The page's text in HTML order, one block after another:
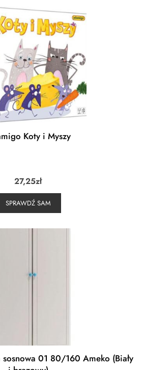
Koty i Myszy
27,25zł
SPRAWDŹ SAM
01 80/160 Ameko (Biały